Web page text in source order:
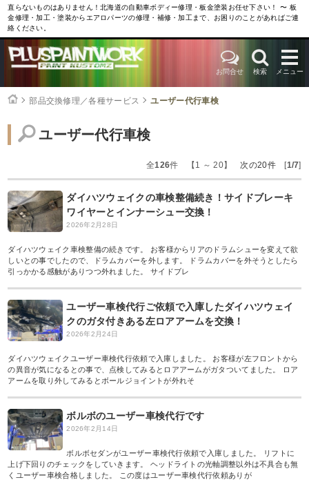
直らないものはありません！北海道の自動車ボディー修理・板金塗装お任せ下さい！ 〜 板
金修理・加工・塗装からエアロパーツの修理・補修・加工まで、お困りのことがあればご連
絡ください。
お問合せ 検索 メニュー
部品交換修理／各種サービス ユーザー代行車検
ユーザー代行車検
全126件 【1 ～ 20】 次の20件[1/7]
ダイハツウェイクの車検整備続き！サイドブレーキ
ワイヤーとインナーシュー交換！
2026年2月28日
ダイハツウェイク車検整備の続きです。 お客様からリアのドラムシューを変えて欲
しいとの事でしたので、ドラムカバーを外します。 ドラムカバーを外そうとしたら
引っかかる感触がありつつ外れました。 サイドブレ
ユーザー車検代行ご依頼で入庫したダイハツウェイ
クのガタ付きある左ロアアームを交換！
2026年2月24日
ダイハツウェイクユーザー車検代行依頼で入庫しました。 お客様が左フロントから
の異音が気になるとの事で、点検してみるとロアアームがガタついてました。 ロア
アームを取り外してみるとボールジョイントが外れそ
ボルボのユーザー車検代行です
2026年2月14日
ボルボセダンがユーザー車検代行依頼で入庫しました。 リフトに
上げ下回りのチェックをしていきます。 ヘッドライトの光軸調整以外は不具合も無
くユーザー車検合格しました。 この度はユーザー車検代行依頼ありが